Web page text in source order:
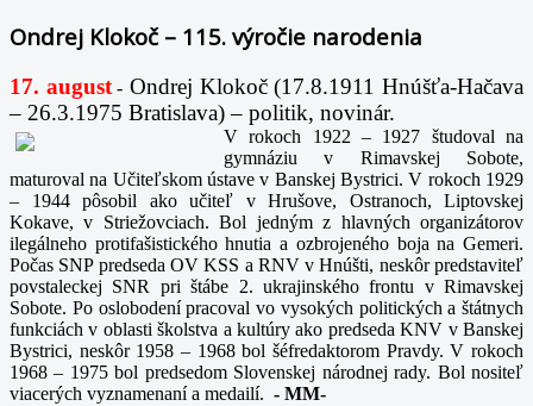
Ondrej Klokoč – 115. výročie narodenia
17. august- Ondrej Klokoč (17.8.1911 Hnúšťa-Hačava
– 26.3.1975 Bratislava) – politik, novinár.
V rokoch 1922 – 1927 študoval na
gymnáziu v Rimavskej Sobote,
maturoval na Učiteľskom ústave v Banskej Bystrici. V rokoch 1929
– 1944 pôsobil ako učiteľ v Hrušove, Ostranoch, Liptovskej
Kokave, v Striežovciach. Bol jedným z hlavných organizátorov
ilegálneho protifašistického hnutia a ozbrojeného boja na Gemeri.
Počas SNP predseda OV KSS a RNV v Hnúšti, neskôr predstaviteľ
povstaleckej SNR pri štábe 2. ukrajinského frontu v Rimavskej
Sobote. Po oslobodení pracoval vo vysokých politických a štátnych
funkciách v oblasti školstva a kultúry ako predseda KNV v Banskej
Bystrici, neskôr 1958 – 1968 bol šéfredaktorom Pravdy. V rokoch
1968 – 1975 bol predsedom Slovenskej národnej rady. Bol nositeľ
viacerých vyznamenaní a medailí. - MM-